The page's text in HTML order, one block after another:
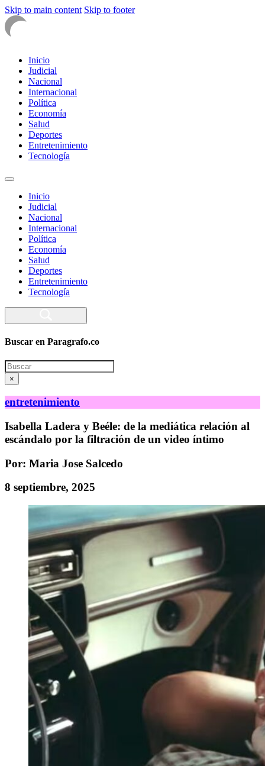
Skip to main content Skip to footer
Inicio
Judicial
Nacional
Internacional
Política
Economía
Salud
Deportes
Entretenimiento
Tecnología
Inicio
Judicial
Nacional
Internacional
Política
Economía
Salud
Deportes
Entretenimiento
Tecnología
Buscar en Paragrafo.co
Search
×
entretenimiento
Isabella Ladera y Beéle: de la mediática relación al
escándalo por la filtración de un video íntimo
Por: Maria Jose Salcedo
8 septiembre, 2025